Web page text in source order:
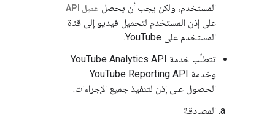
المستخدم، ولكن يجب أن يحصل عميل API
على إذن المستخدم لتحميل فيديو إلى قناة
المستخدم على YouTube.
تتطلّب خدمة YouTube Analytics API
وخدمة YouTube Reporting API
الحصول على إذن لتنفيذ جميع الإجراءات.
المصادقة